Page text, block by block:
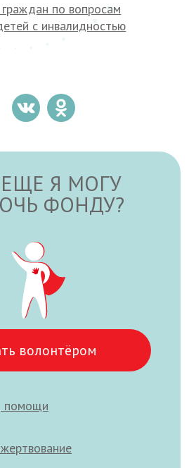
по вопросам
с инвалидностью
Я МОГУ
ФОНДУ?
волонтёром
помощи